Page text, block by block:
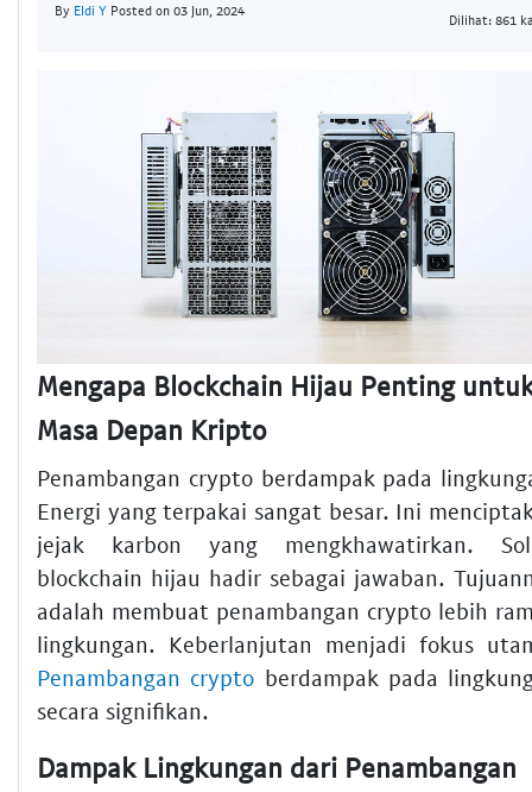
By Eldi Y Posted on 03 Jun, 2024
Dilihat: 861
Mengapa Blockchain Hijau Penting
Masa Depan Kripto
Penambangan crypto berdampak pada
Energi yang terpakai sangat besar. Ini
jejak karbon yang mengkhawatirkan.
blockchain hijau hadir sebagai jawaban.
adalah membuat penambangan crypto lebih
lingkungan. Keberlanjutan menjadi fokus
Penambangan crypto berdampak pada
secara signifikan.
Dampak Lingkungan dari Penambangan